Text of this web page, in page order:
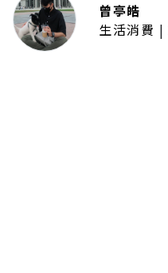
曾亭皓
生活消費 |